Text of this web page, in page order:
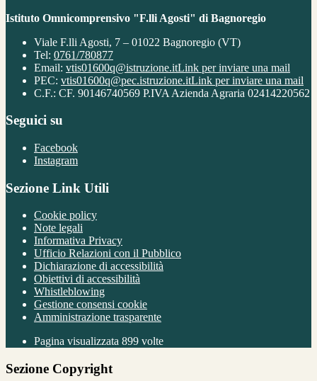
Istituto Omnicomprensivo "F.lli Agosti" di Bagnoregio
Viale F.lli Agosti, 7 – 01022 Bagnoregio (VT)
Tel: 0761/780877
Email: vtis01600q@istruzione.itLink per inviare una mail
PEC: vtis01600q@pec.istruzione.itLink per inviare una mail
C.F.: CF. 90146740569 P.IVA Azienda Agraria 02414220562
Seguici su
Facebook
Instagram
Sezione Link Utili
Cookie policy
Note legali
Informativa Privacy
Ufficio Relazioni con il Pubblico
Dichiarazione di accessibilità
Obiettivi di accessibilità
Whistleblowing
Gestione consensi cookie
Amministrazione trasparente
Pagina visualizzata 899 volte
Sezione Copyright